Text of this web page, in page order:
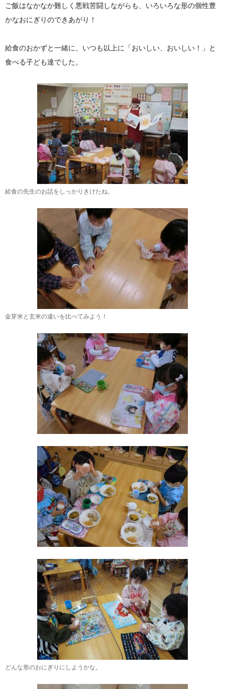
ご飯はなかなか難しく悪戦苦闘しながらも、いろいろな形の個性豊
かなおにぎりのできあがり！
給食のおかずと一緒に、いつも以上に「おいしい、おいしい！」と
食べる子ども達でした。
給食の先生のお話をしっかりきけたね。
金芽米と玄米の違いを比べてみよう！
どんな形のおにぎりにしようかな。